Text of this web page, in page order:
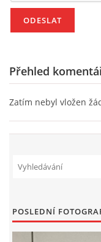
VÝTVARNÉ TECHNIKY
VÝTVARNÉ AKTIVITY
Přehled
Zatím nebyl vložen
POSLEDNÍ